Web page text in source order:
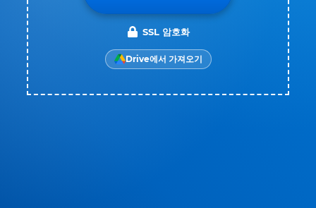
SSL 암호화
Drive에서 가져오기